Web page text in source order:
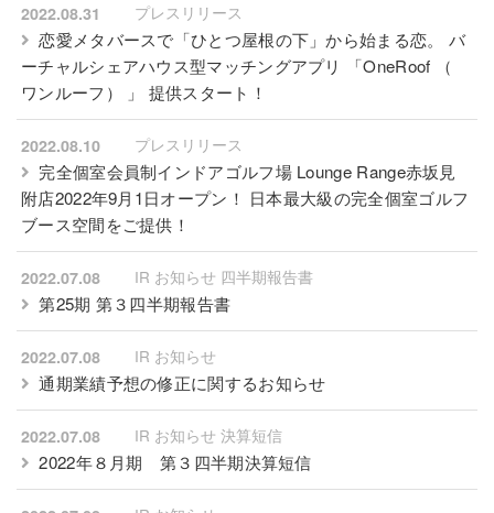
2022.08.31 プレスリリース
恋愛メタバースで「ひとつ屋根の下」から始まる恋。 バ
ーチャルシェアハウス型マッチングアプリ 「OneRoof （
ワンルーフ） 」 提供スタート！
2022.08.10 プレスリリース
完全個室会員制インドアゴルフ場 Lounge Range赤坂見
附店2022年9月1日オープン！ 日本最大級の完全個室ゴルフ
ブース空間をご提供！
2022.07.08 IR お知らせ 四半期報告書
第25期 第３四半期報告書
2022.07.08 IR お知らせ
通期業績予想の修正に関するお知らせ
2022.07.08 IR お知らせ 決算短信
2022年８月期 第３四半期決算短信